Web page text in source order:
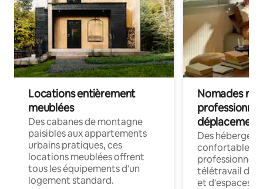
Locations entièrement
meublées
Des cabanes de montagne
paisibles aux appartements
urbains pratiques, ces
locations meublées offrent
tous les équipements d'un
logement standard.
Nomades
déplacement
Des
confortables
professionnels
télétravail
et d'espaces